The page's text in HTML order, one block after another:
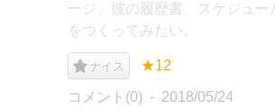
ージ」彼の履歴書、スケジュー
をつくってみたい。
ナイス ★12
コメント(0) 2018/05/24